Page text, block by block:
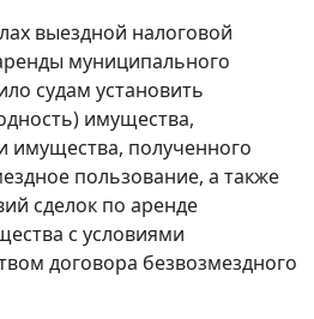
выездной налоговой
муниципального
судам установить
имущества,
имущества, полученного
пользование, а также
сделок по аренде
с условиями
договора безвозмездного